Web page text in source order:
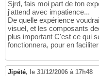
Sjrd, fais moi part de ton
j'attend avec impatience...
De quelle expérience
visuel, et les composants
plus important C'est ce qui
fonctionnera, pour en
Jipété, le 31/12/2006 à 17h48